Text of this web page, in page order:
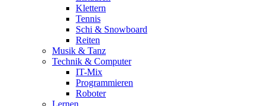
Klettern
Tennis
Schi & Snowboard
Reiten
Musik & Tanz
Technik & Computer
IT-Mix
Programmieren
Roboter
Lernen